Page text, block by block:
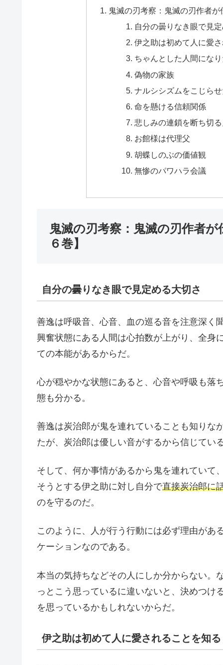
鬼滅の刃考察：鬼滅の刃作者
自分の曇りなき眼で見
伊之助は初めて人に愛
ちゃんとした人間にな
偽物の家族
ナルシシズムをこじら
命を懸ける信頼関係
悲しみの連鎖を断ち切
お館様は代理父
胡蝶しのぶの価値観
無惨のパワハラ会議
鬼滅の刃考察：鬼滅の刃作者
６巻】
自分の曇りなき眼で見定める大切さ
善逸は呼吸音、心音、血の巡る音を注意深く
興奮状態にある人間は心拍数が上がり、全身
ての本能があるからだ。
心が穏やかな状態にあると、心音や呼吸も落
態も分かる。
善逸は炭治郎が鬼を連れていることも知りな
たが、炭治郎は優しい音がするから信じてい
そして、何か事情があるから鬼を連れていて
そうとする伊之助に対し自分で直接炭治郎に
のを守るのだ。
このように、人が行う行動には必ず理由があ
ケーションなのである。
本当の気持ちなどその人にしか分からない。
っとこう思っているに違いないと、決めつけ
を思っているかもしれないからだ。
伊之助は初めて人に愛されることを知る